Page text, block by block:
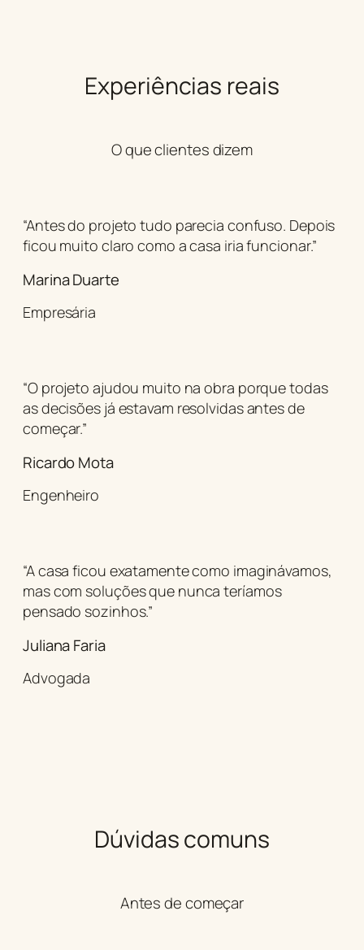
Experiências reais
O que clientes dizem
“Antes do projeto tudo parecia confuso. Depois
ficou muito claro como a casa iria funcionar.”
Marina Duarte
Empresária
“O projeto ajudou muito na obra porque todas
as decisões já estavam resolvidas antes de
começar.”
Ricardo Mota
Engenheiro
“A casa ficou exatamente como imaginávamos,
mas com soluções que nunca teríamos
pensado sozinhos.”
Juliana Faria
Advogada
Dúvidas comuns
Antes de começar